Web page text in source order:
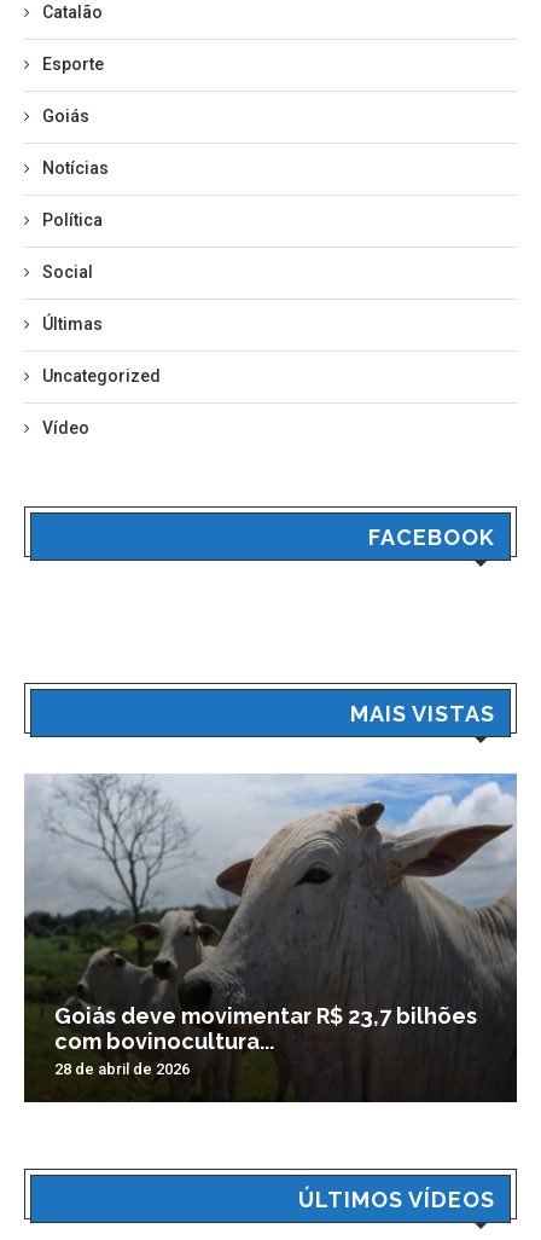
Catalão
Esporte
Goiás
Notícias
Política
Social
Últimas
Uncategorized
Vídeo
FACEBOOK
MAIS VISTAS
Goiás deve movimentar R$ 23,7 bilhões
com bovinocultura...
28 de abril de 2026
ÚLTIMOS VÍDEOS